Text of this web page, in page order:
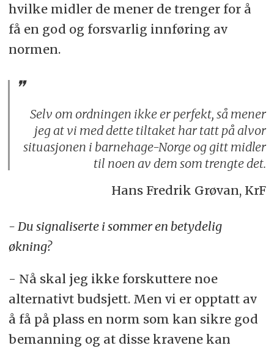
hvilke midler de mener de trenger for å
få en god og forsvarlig innføring av
normen.
Selv om ordningen ikke er perfekt, så mener
jeg at vi med dette tiltaket har tatt på alvor
situasjonen i barnehage-Norge og gitt midler
til noen av dem som trengte det.
Hans Fredrik Grøvan, KrF
- Du signaliserte i sommer en betydelig
økning?
- Nå skal jeg ikke forskuttere noe
alternativt budsjett. Men vi er opptatt av
å få på plass en norm som kan sikre god
bemanning og at disse kravene kan